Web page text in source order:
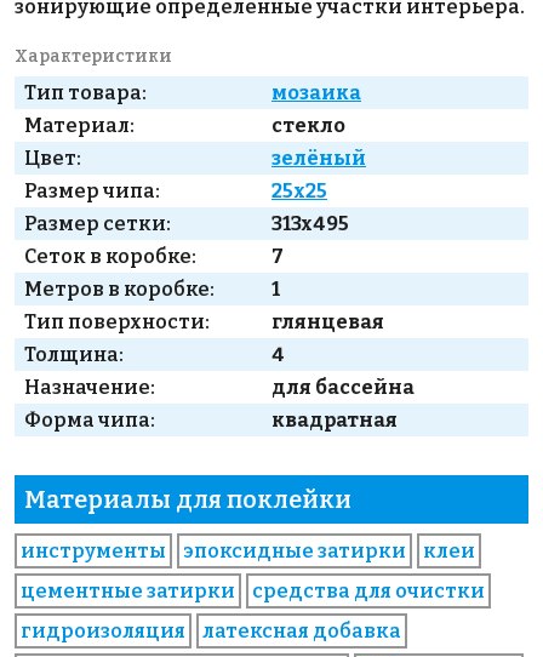
зонирующие определенные участки интерьера.
Характеристики
Тип товара:
мозаика
Материал:
стекло
Цвет:
зелёный
Размер чипа:
25x25
Размер сетки:
313x495
Сеток в коробке:
7
Метров в коробке:
1
Тип поверхности:
глянцевая
Толщина:
4
Назначение:
для бассейна
Форма чипа:
квадратная
Материалы для поклейки
инструменты эпоксидные затирки
клеи
цементные затирки
средства для очистки
гидроизоляция
латексная добавка